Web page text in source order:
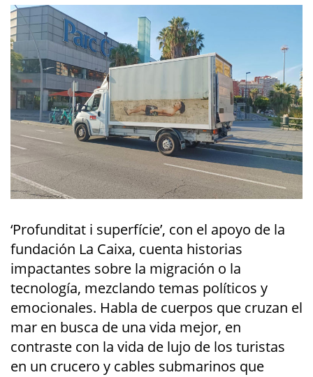
‘Profunditat i superfície’, con el apoyo de la
fundación La Caixa, cuenta historias
impactantes sobre la migración o la
tecnología, mezclando temas políticos y
emocionales. Habla de cuerpos que cruzan el
mar en busca de una vida mejor, en
contraste con la vida de lujo de los turistas
en un crucero y cables submarinos que